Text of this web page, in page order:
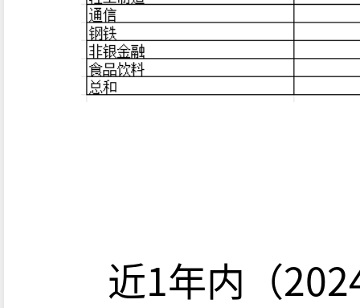
近1年内（